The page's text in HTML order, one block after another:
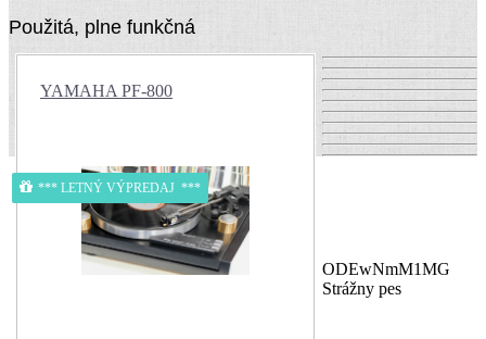
Použitá, plne funkčná
YAMAHA PF-800
*** LETNÝ VÝPREDAJ ***
ODEwNmM1MG
Strážny pes